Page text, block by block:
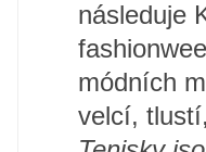
následuje
módních
velcí,